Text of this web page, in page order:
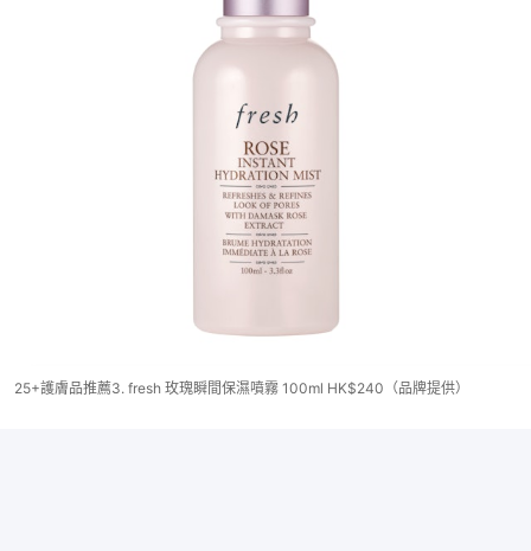
25+護膚品推薦3. fresh 玫瑰瞬間保濕噴霧 100ml HK$240（品牌提供）